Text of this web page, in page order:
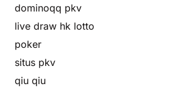
dominoqq pkv
live draw hk lotto
poker
situs pkv
qiu qiu